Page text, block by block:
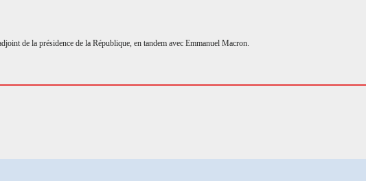
de la présidence de la République, en tandem avec Emmanuel Macron.